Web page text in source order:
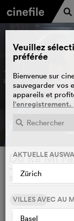
j
Do Re Mi
SERGIO
SYNOPSIS
The film offers an
Veuillez
préférée
Bienvenue sur
sauvegarder vos
appareils et
l'enregistrement.
AKTUELLE
Zürich
VILLES AVEC AU
Basel